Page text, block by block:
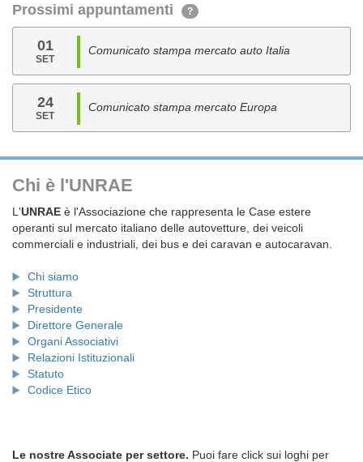
Prossimi appuntamenti ?
01
SET
Comunicato stampa mercato auto Italia
24
SET
Comunicato stampa mercato Europa
Chi è l'UNRAE
L'UNRAE è l'Associazione che rappresenta le Case estere
operanti sul mercato italiano delle autovetture, dei veicoli
commerciali e industriali, dei bus e dei caravan e autocaravan.
Chi siamo
Struttura
Presidente
Direttore Generale
Organi Associativi
Relazioni Istituzionali
Statuto
Codice Etico
Le nostre Associate per settore. Puoi fare click sui loghi per